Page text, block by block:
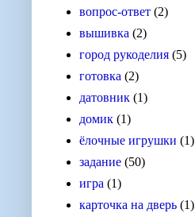
вопрос-ответ (2)
вышивка (2)
город рукоделия (5)
готовка (2)
датовник (1)
домик (1)
ёлочные игрушки (1)
задание (50)
игра (1)
карточка на дверь (1)